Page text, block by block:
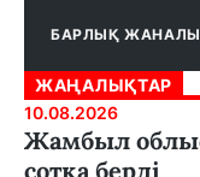
БАРЛЫҚ
ЖАҢАЛЫҚТАР
10.08.2026
Жамбыл
сотқа берді